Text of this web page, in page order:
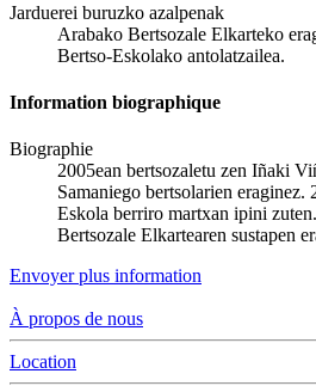
Jarduerei buruzko azalpenak
Arabako Bertsozale Elkarteko
Bertso-Eskolako antolatzailea.
Information biographique
Biographie
2005ean bertsozaletu zen Iñaki
Samaniego bertsolarien
Eskola berriro martxan ipini
Bertsozale Elkartearen sustapen
Envoyer plus information
À propos de nous
Location